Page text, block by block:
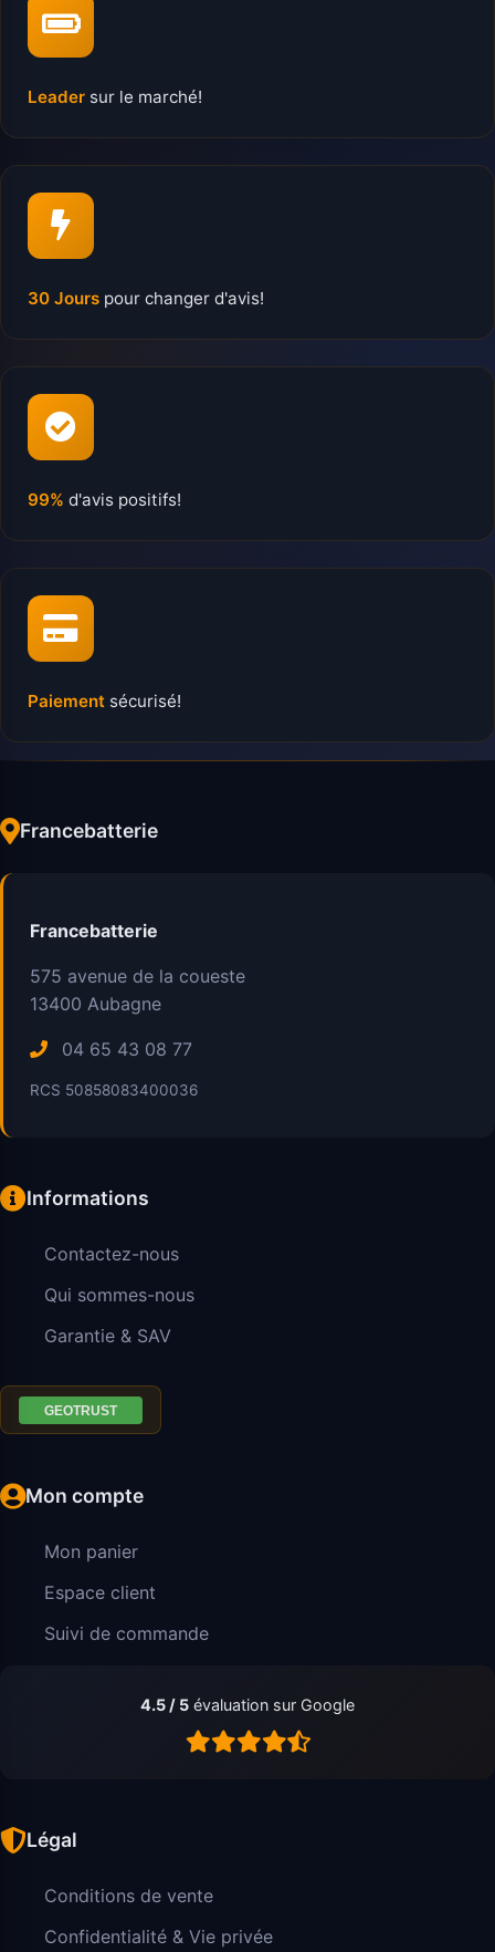
Leader sur le marché!
30 Jours pour changer d'avis!
99% d'avis positifs!
Paiement sécurisé!
Francebatterie
Francebatterie
575 avenue de la coueste
13400 Aubagne
04 65 43 08 77
RCS 50858083400036
Informations
Contactez-nous
Qui sommes-nous
Garantie & SAV
Mon compte
Mon panier
Espace client
Suivi de commande
4.5 / 5 évaluation sur Google
Légal
Conditions de vente
Confidentialité & Vie privée